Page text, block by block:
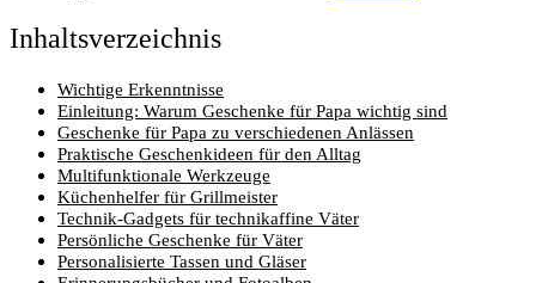
Inhaltsverzeichnis
Wichtige Erkenntnisse
Einleitung: Warum Geschenke für Papa wichtig sind
Geschenke für Papa zu verschiedenen Anlässen
Praktische Geschenkideen für den Alltag
Multifunktionale Werkzeuge
Küchenhelfer für Grillmeister
Technik-Gadgets für technikaffine Väter
Persönliche Geschenke für Väter
Personalisierte Tassen und Gläser